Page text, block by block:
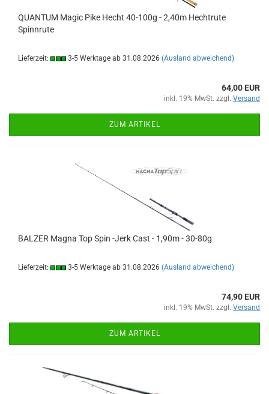
QUANTUM Magic Pike Hecht 40-100g - 2,40m Hechtrute
Spinnrute
Lieferzeit: 3-5 Werktage ab 31.08.2026 (Ausland abweichend)
64,00 EUR
inkl. 19% MwSt. zzgl. Versand
ZUM ARTIKEL
BALZER Magna Top Spin -Jerk Cast - 1,90m - 30-80g
Lieferzeit: 3-5 Werktage ab 31.08.2026 (Ausland abweichend)
74,90 EUR
inkl. 19% MwSt. zzgl. Versand
ZUM ARTIKEL